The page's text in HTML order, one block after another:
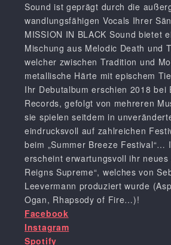
Sound ist geprägt durch die
wandlungsfähigen Vocals Ihrer
MISSION IN BLACK Sound bietet
Mischung aus Melodic Death und
welcher zwischen Tradition und
metallische Härte mit epischem
Ihr Debutalbum erschien 2018 bei
Records, gefolgt von mehreren
sie spielen seitdem in
eindrucksvoll auf zahlreichen
beim „Summer Breeze Festival“…
erscheint erwartungsvoll ihr neues
Reigns Supreme“, welches von
Leevermann produziert wurde
Ogan, Rhapsody of Fire…)!
Facebook
Instagram
Spotify